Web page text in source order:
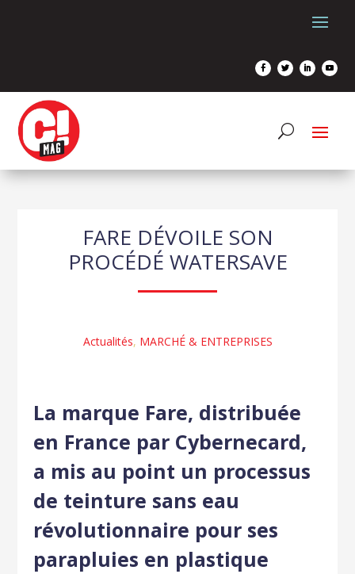
FARE DÉVOILE SON
PROCÉDÉ WATERSAVE
Actualités, MARCHÉ & ENTREPRISES
La marque Fare, distribuée
en France par Cybernecard,
a mis au point un processus
de teinture sans eau
révolutionnaire pour ses
parapluies en plastique